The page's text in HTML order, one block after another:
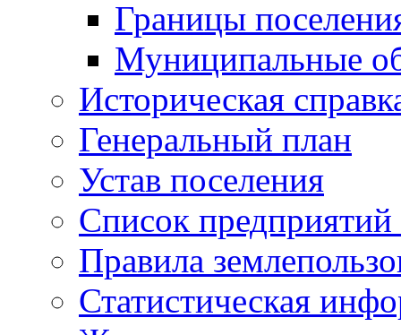
Границы
Муниципальные
Историческая
Генеральный план
Устав поселения
Список предприятий
Правила
Статистическая